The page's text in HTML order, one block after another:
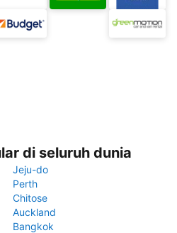
di seluruh dunia
Jeju-do
Perth
Chitose
Auckland
Bangkok